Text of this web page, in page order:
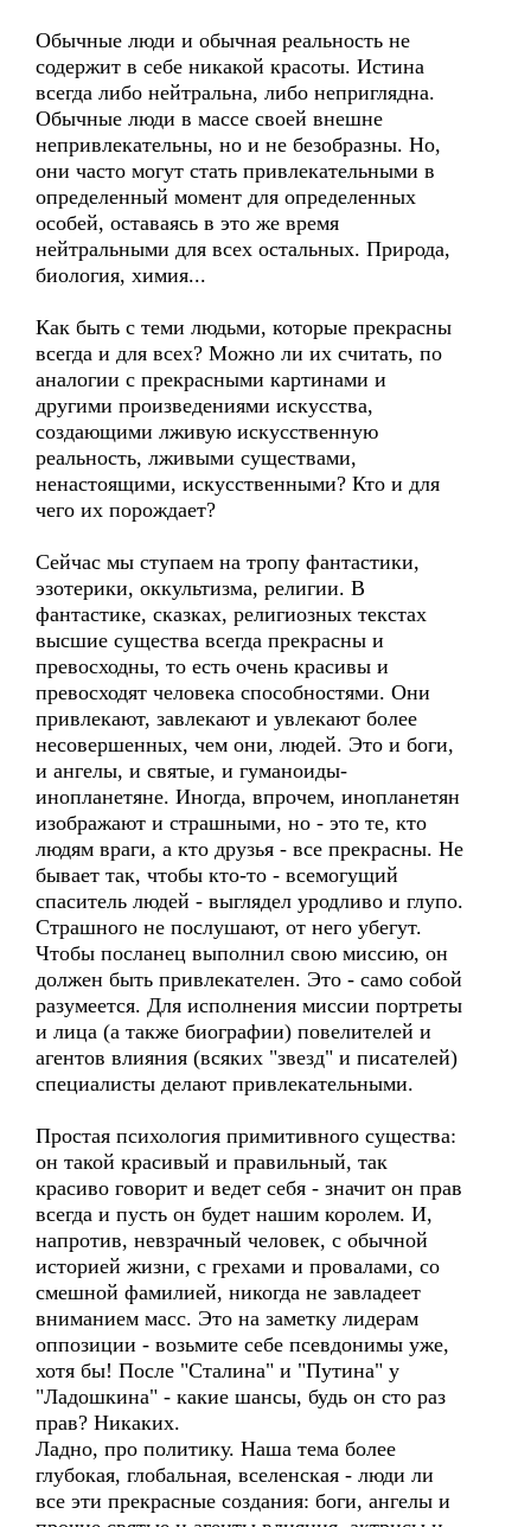
Обычные люди и обычная реальность не
содержит в себе никакой красоты. Истина
всегда либо нейтральна, либо неприглядна.
Обычные люди в массе своей внешне
непривлекательны, но и не безобразны. Но,
они часто могут стать привлекательными в
определенный момент для определенных
особей, оставаясь в это же время
нейтральными для всех остальных. Природа,
биология, химия...
Как быть с теми людьми, которые прекрасны
всегда и для всех? Можно ли их считать, по
аналогии с прекрасными картинами и
другими произведениями искусства,
создающими лживую искусственную
реальность, лживыми существами,
ненастоящими, искусственными? Кто и для
чего их порождает?
Сейчас мы ступаем на тропу фантастики,
эзотерики, оккультизма, религии. В
фантастике, сказках, религиозных текстах
высшие существа всегда прекрасны и
превосходны, то есть очень красивы и
превосходят человека способностями. Они
привлекают, завлекают и увлекают более
несовершенных, чем они, людей. Это и боги,
и ангелы, и святые, и гуманоиды-
инопланетяне. Иногда, впрочем, инопланетян
изображают и страшными, но - это те, кто
людям враги, а кто друзья - все прекрасны. Не
бывает так, чтобы кто-то - всемогущий
спаситель людей - выглядел уродливо и глупо.
Страшного не послушают, от него убегут.
Чтобы посланец выполнил свою миссию, он
должен быть привлекателен. Это - само собой
разумеется. Для исполнения миссии портреты
и лица (а также биографии) повелителей и
агентов влияния (всяких "звезд" и писателей)
специалисты делают привлекательными.
Простая психология примитивного существа:
он такой красивый и правильный, так
красиво говорит и ведет себя - значит он прав
всегда и пусть он будет нашим королем. И,
напротив, невзрачный человек, с обычной
историей жизни, с грехами и провалами, со
смешной фамилией, никогда не завладеет
вниманием масс. Это на заметку лидерам
оппозиции - возьмите себе псевдонимы уже,
хотя бы! После "Сталина" и "Путина" у
"Ладошкина" - какие шансы, будь он сто раз
прав? Никаких.
Ладно, про политику. Наша тема более
глубокая, глобальная, вселенская - люди ли
все эти прекрасные создания: боги, ангелы и